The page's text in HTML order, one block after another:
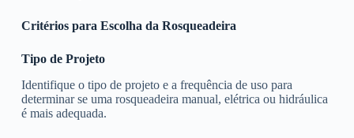
Critérios para Escolha da Rosqueadeira
Tipo de Projeto
Identifique o tipo de projeto e a frequência de uso para
determinar se uma rosqueadeira manual, elétrica ou hidráulica
é mais adequada.